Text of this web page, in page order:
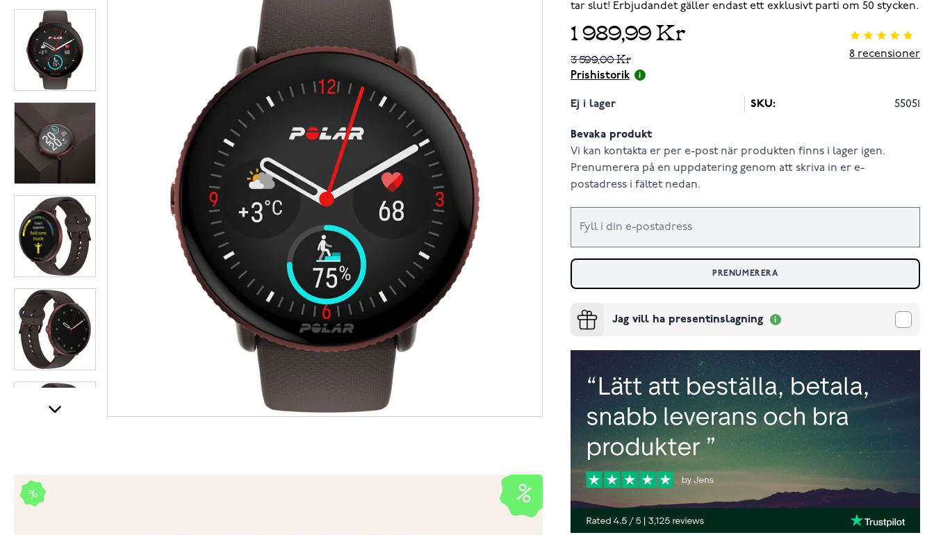
tar slut! Erbjudandet gäller endast ett exklusivt parti om 50 stycken.
1 989,99 Kr
3 599,00 Kr
Prishistorik
8 recensioner
Ej i lager SKU: 55051
Bevaka produkt
Vi kan kontakta er per e-post när produkten finns i lager igen.
Prenumerera på en uppdatering genom att skriva in er e-
postadress i fältet nedan.
PRENUMERERA
Jag vill ha presentinslagning